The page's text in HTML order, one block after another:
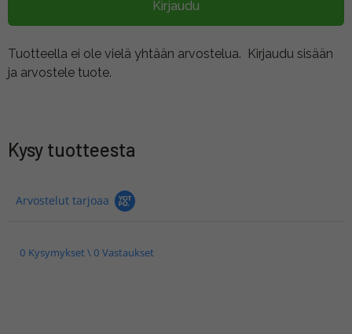
Kirjaudu
Tuotteella ei ole vielä yhtään arvostelua. Kirjaudu sisään
ja arvostele tuote.
Kysy tuotteesta
Arvostelut tarjoaa
0 Kysymykset \ 0 Vastaukset